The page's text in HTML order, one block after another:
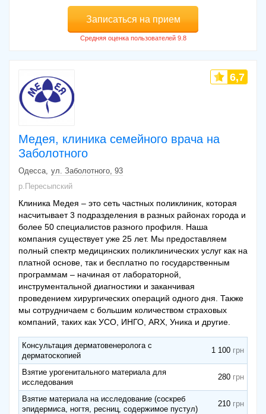
Записаться на прием
Медея, клиника семейного врача на
Заболотного
6,7
Одесса ул. Заболотного, 93
р.Пересыпский
Клиника Медея – это сеть частных поликлиник, которая
насчитывает 3 подразделения в разных районах города и
более 50 специалистов разного профиля. Наша
компания существует уже 25 лет. Мы предоставляем
полный спектр медицинских поликлинических услуг как на
платной основе, так и бесплатно по государственным
программам – начиная от лабораторной,
инструментальной диагностики и заканчивая
проведением хирургических операций одного дня. Также
мы сотрудничаем с большим количеством страховых
компаний, таких как УСО, ИНГО, ARX, Уника и другие.
Консультация дерматовенеролога с
дерматоскопией
1 100
Взятие урогенитального материала для
исследования
280
Взятие материала на исследование (соскреб
эпидермиса, ногтя, ресниц, содержимое пустул)
210